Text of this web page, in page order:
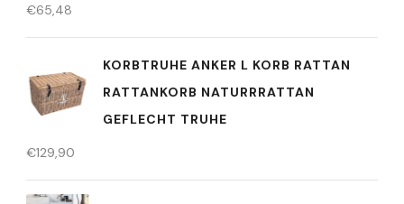
€65,48
KORBTRUHE ANKER L KORB RATTAN
RATTANKORB NATURRRATTAN
GEFLECHT TRUHE
€129,90